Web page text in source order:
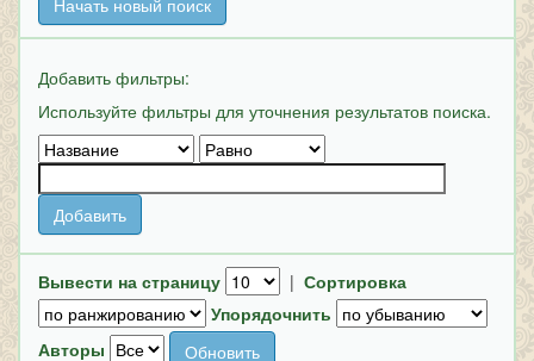
Начать новый поиск
Добавить фильтры:
Используйте фильтры для уточнения результатов поиска.
Вывести на страницу | Сортировка
Упорядочнить
Авторы